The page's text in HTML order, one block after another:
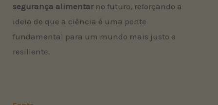
segurança alimentarno futuro, reforçando a
ideia de que a ciência é uma ponte
fundamental para um mundo mais justo e
resiliente.